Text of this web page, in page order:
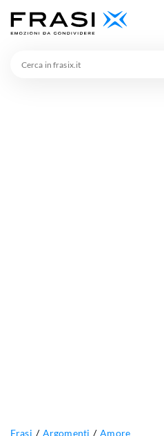
Frasi Argomenti Amore